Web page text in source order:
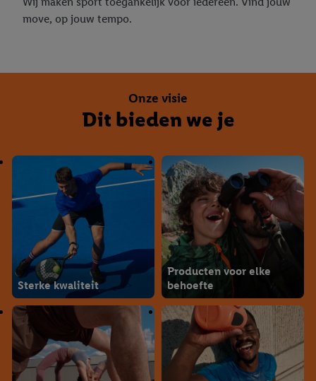
move, op jouw tempo.
Onze visie
Dit bieden we je
Sterke kwaliteit
Producten voor elke
behoefte